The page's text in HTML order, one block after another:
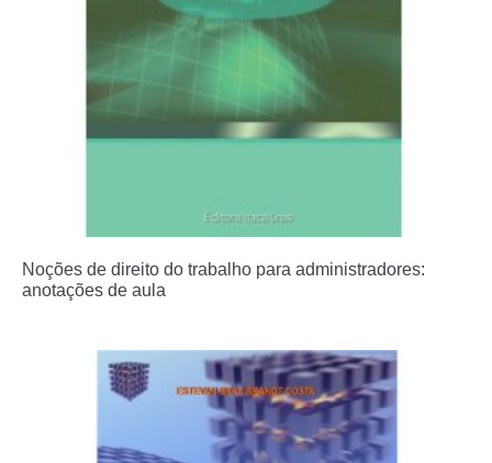
Noções de direito do trabalho para administradores:
anotações de aula